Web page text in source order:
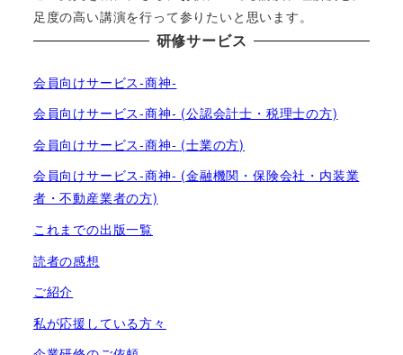
足度の高い講演を行って参りたいと思います。
研修サービス
会員向けサービス-商神-
会員向けサービス-商神- (公認会計士・税理士の方)
会員向けサービス-商神- (士業の方)
会員向けサービス-商神- (金融機関・保険会社・内装業
者・不動産業者の方)
これまでの出版一覧
読者の感想
ご紹介
私が応援している方々